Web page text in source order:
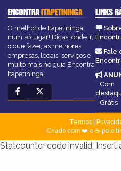
ENCONTRAITAPETININGA
O melhor de Itapetininga
num só lugar! Dicas, onde ir,
o que fazer, as melhores
empresas, locais, serviços e
muito mais no guia Encontra
Itapetininga.
LINKS
Fale
Com
Grátis
Termos|
Criado com ❤️ e ☕ pelo
Statcounter code invalid. Insert